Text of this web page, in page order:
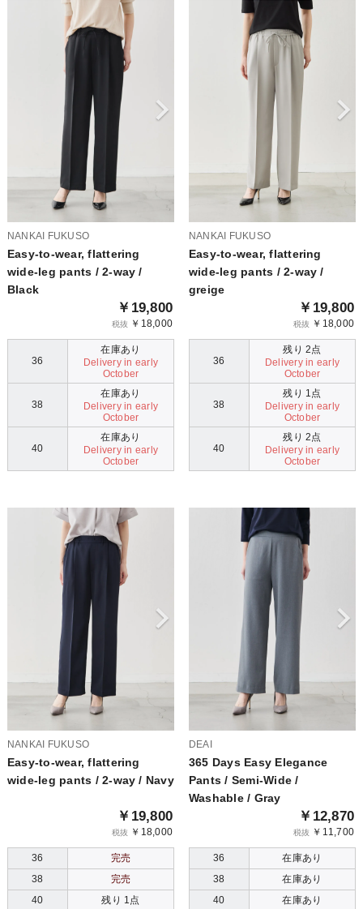
NANKAI FUKUSO
Easy-to-wear, flattering
wide-leg pants / 2-way /
Black
￥19,800
税抜 ￥18,000
36
在庫あり
Delivery in early
October
38
在庫あり
Delivery in early
October
40
在庫あり
Delivery in early
October
NANKAI FUKUSO
Easy-to-wear, flattering
wide-leg pants / 2-way /
greige
￥19,800
税抜 ￥18,000
36
残り 2点
Delivery in early
October
38
残り 1点
Delivery in early
October
40
残り 2点
Delivery in early
October
NANKAI FUKUSO
Easy-to-wear, flattering
wide-leg pants / 2-way / Navy
￥19,800
税抜 ￥18,000
36
完売
38
完売
40
残り 1点
DEAI
365 Days Easy Elegance
Pants / Semi-Wide /
Washable / Gray
￥12,870
税抜 ￥11,700
36
在庫あり
38
在庫あり
40
在庫あり